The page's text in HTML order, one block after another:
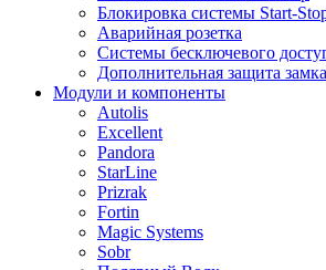
Блокировка системы Start-
Аварийная розетка
Системы бесключевого
Дополнительная защита
Модули и компоненты
Autolis
Excellent
Pandora
StarLine
Prizrak
Fortin
Magic Systems
Sobr